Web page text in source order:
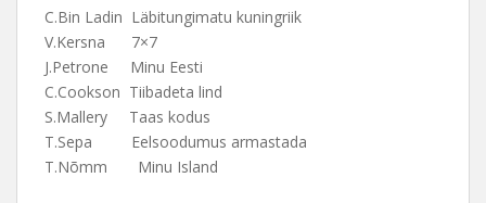
C.Bin Ladin Läbitungimatu kuningriik
V.Kersna 7×7
J.Petrone Minu Eesti
C.Cookson Tiibadeta lind
S.Mallery Taas kodus
T.Sepa Eelsoodumus armastada
T.Nõmm Minu Island